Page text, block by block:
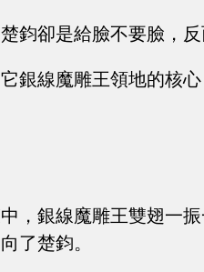
鈞卻是給臉不要臉，
銀線魔雕王領地的核
，銀線魔雕王雙翅一
了楚鈞。